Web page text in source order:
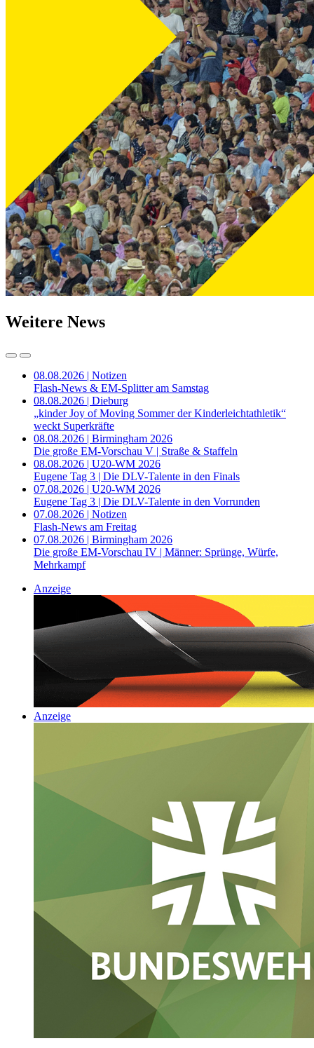
Weitere News
08.08.2026 | Notizen
Flash-News & EM-Splitter am Samstag
08.08.2026 | Dieburg
„kinder Joy of Moving Sommer der Kinderleichtathletik“
weckt Superkräfte
08.08.2026 | Birmingham 2026
Die große EM-Vorschau V | Straße & Staffeln
08.08.2026 | U20-WM 2026
Eugene Tag 3 | Die DLV-Talente in den Finals
07.08.2026 | U20-WM 2026
Eugene Tag 3 | Die DLV-Talente in den Vorrunden
07.08.2026 | Notizen
Flash-News am Freitag
07.08.2026 | Birmingham 2026
Die große EM-Vorschau IV | Männer: Sprünge, Würfe,
Mehrkampf
Anzeige
Anzeige